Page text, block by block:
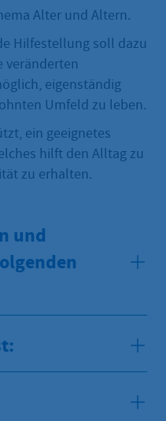
Alter und Altern.
Hilfestellung soll dazu
veränderten
eigenständig
Umfeld zu leben.
ein geeignetes
hilft den Alltag zu
zu erhalten.
und